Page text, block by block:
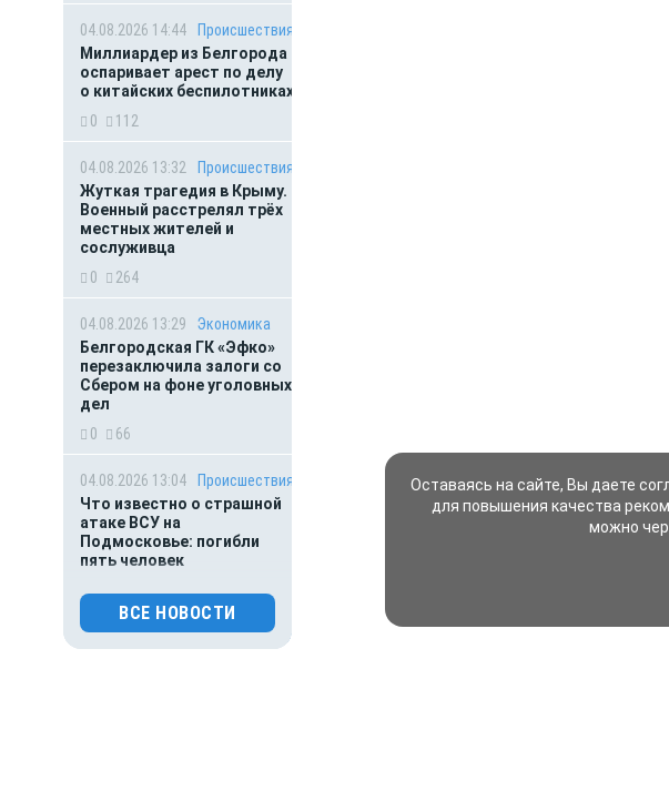
04.08.2026 14:44
Происшествия
Миллиардер из Белгорода
оспаривает арест по делу
о китайских беспилотниках
0
112
04.08.2026 13:32
Происшествия
Жуткая трагедия в Крыму.
Военный расстрелял трёх
местных жителей и
сослуживца
0
264
04.08.2026 13:29
Экономика
Белгородская ГК «Эфко»
перезаключила залоги со
Сбером на фоне уголовных
дел
0
66
04.08.2026 13:04
Происшествия
Что известно о страшной
атаке ВСУ на
Подмосковье: погибли
пять человек
0
82
04.08.2026 12:23
Происшествия
ВСЕ НОВОСТИ
Оставаясь на сайте, Вы даете
для повышения качества
можно